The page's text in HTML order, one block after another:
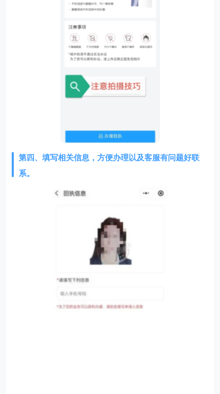
第四、填写相关信息，方便办理以及客服有问题好联
系。